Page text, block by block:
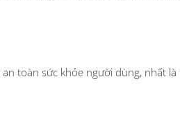
toàn sức khỏe người dùng, nhất